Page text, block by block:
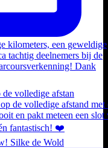
volledige afstan
Silke de Wold